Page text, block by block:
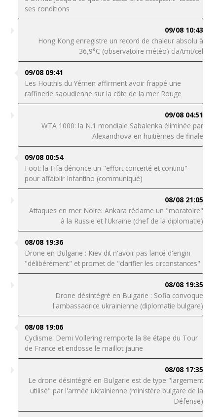
ses conditions
09/08 10:43
Hong Kong enregistre un record de chaleur absolu à
36,9°C (observatoire météo) cla/tmt/cel
09/08 09:41
Les Houthis du Yémen affirment avoir frappé une
raffinerie saoudienne sur la côte de la mer Rouge
09/08 04:51
WTA 1000: la N.1 mondiale Sabalenka éliminée par
Alexandrova en huitièmes de finale
09/08 00:54
Foot: la Fifa dénonce un "effort concerté et continu"
pour affaiblir Infantino (communiqué)
08/08 21:05
Attaques en mer Noire: Ankara réclame un "moratoire"
à la Russie et l'Ukraine (chef de la diplomatie)
08/08 19:36
Drone en Bulgarie : Kiev dit n'avoir pas lancé d'engin
"délibérément" et promet de "clarifier les circonstances"
08/08 19:35
Drone désintégré en Bulgarie : Sofia convoque
l'ambassadrice ukrainienne (diplomatie bulgare)
08/08 19:06
Cyclisme: Demi Vollering remporte la 8e étape du Tour
de France et endosse le maillot jaune
08/08 17:35
Le drone désintégré en Bulgarie est de type "largement
utilisé" par l'armée ukrainienne (ministère bulgare de la
Défense)